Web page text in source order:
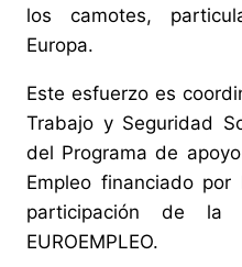
los camotes,
Europa.
Este esfuerzo es
Trabajo y Seguridad
del Programa de
Empleo financiado
participación de la
EUROEMPLEO.